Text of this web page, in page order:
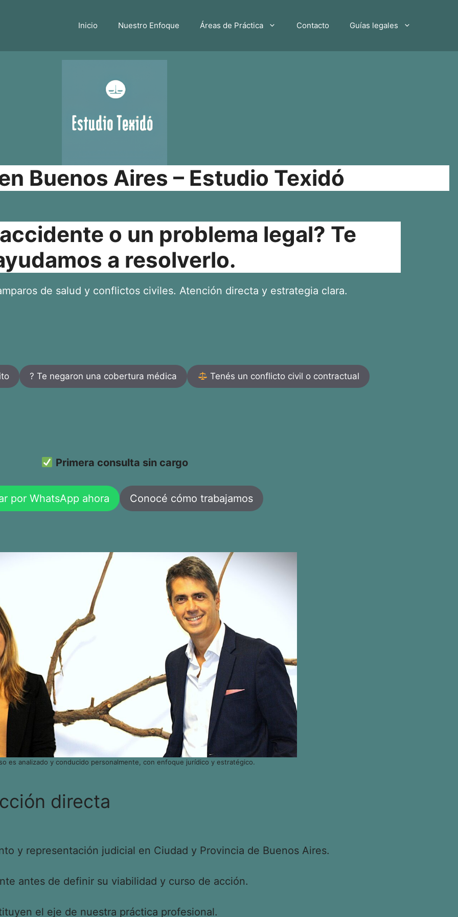
Inicio Nuestro Enfoque Áreas de Práctica Contacto Guías legales
Buenos Aires – Estudio Texidó
o un problema legal? Te
a resolverlo.
de salud y conflictos civiles. Atención directa y estrategia clara.
? Te negaron una cobertura médica Tenés un conflicto civil o contractual
Primera consulta sin cargo
por WhatsApp ahora Conocé cómo trabajamos
es analizado y conducido personalmente, con enfoque jurídico y estratégico.
directa
y representación judicial en Ciudad y Provincia de Buenos Aires.
antes de definir su viabilidad y curso de acción.
el eje de nuestra práctica profesional.